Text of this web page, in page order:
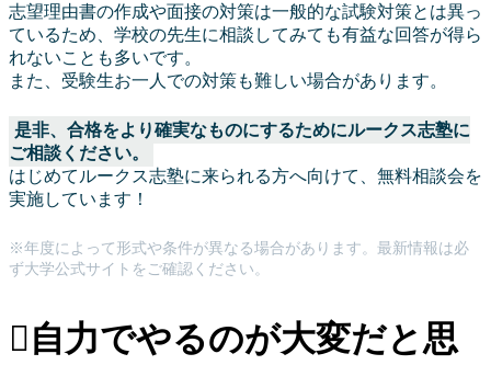
志望理由書の作成や面接の対策は一般的な試験対策とは異っ
ているため、学校の先生に相談してみても有益な回答が得ら
れないことも多いです。
また、受験生お一人での対策も難しい場合があります。
是非、合格をより確実なものにするためにルークス志塾に
ご相談ください。
はじめてルークス志塾に来られる方へ向けて、無料相談会を
実施しています！
※年度によって形式や条件が異なる場合があります。最新情報は必
ず大学公式サイトをご確認ください。
自力でやるのが大変だと思